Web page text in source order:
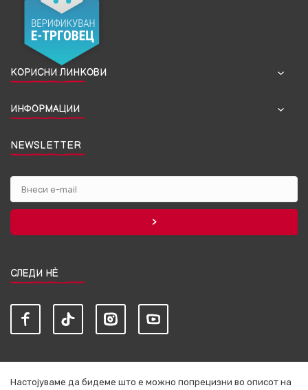
КОРИСНИ ЛИНКОВИ
ИНФОРМАЦИИ
NEWSLETTER
СЛЕДИ НЀ
Настојуваме да бидеме што е можно попрецизни во описот на